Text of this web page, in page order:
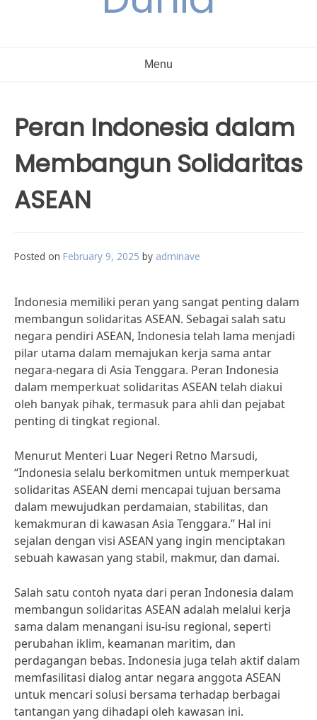
Menu
Peran Indonesia dalam
Membangun Solidaritas
ASEAN
Posted on February 9, 2025 by adminave
Indonesia memiliki peran yang sangat penting dalam
membangun solidaritas ASEAN. Sebagai salah satu
negara pendiri ASEAN, Indonesia telah lama menjadi
pilar utama dalam memajukan kerja sama antar
negara-negara di Asia Tenggara. Peran Indonesia
dalam memperkuat solidaritas ASEAN telah diakui
oleh banyak pihak, termasuk para ahli dan pejabat
penting di tingkat regional.
Menurut Menteri Luar Negeri Retno Marsudi,
“Indonesia selalu berkomitmen untuk memperkuat
solidaritas ASEAN demi mencapai tujuan bersama
dalam mewujudkan perdamaian, stabilitas, dan
kemakmuran di kawasan Asia Tenggara.” Hal ini
sejalan dengan visi ASEAN yang ingin menciptakan
sebuah kawasan yang stabil, makmur, dan damai.
Salah satu contoh nyata dari peran Indonesia dalam
membangun solidaritas ASEAN adalah melalui kerja
sama dalam menangani isu-isu regional, seperti
perubahan iklim, keamanan maritim, dan
perdagangan bebas. Indonesia juga telah aktif dalam
memfasilitasi dialog antar negara anggota ASEAN
untuk mencari solusi bersama terhadap berbagai
tantangan yang dihadapi oleh kawasan ini.